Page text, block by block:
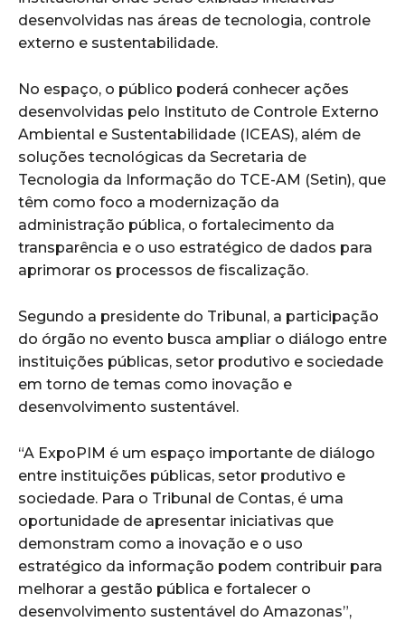
desenvolvidas nas áreas de tecnologia, controle
externo e sustentabilidade.
No espaço, o público poderá conhecer ações
desenvolvidas pelo Instituto de Controle Externo
Ambiental e Sustentabilidade (ICEAS), além de
soluções tecnológicas da Secretaria de
Tecnologia da Informação do TCE-AM (Setin), que
têm como foco a modernização da
administração pública, o fortalecimento da
transparência e o uso estratégico de dados para
aprimorar os processos de fiscalização.
Segundo a presidente do Tribunal, a participação
do órgão no evento busca ampliar o diálogo entre
instituições públicas, setor produtivo e sociedade
em torno de temas como inovação e
desenvolvimento sustentável.
“A ExpoPIM é um espaço importante de diálogo
entre instituições públicas, setor produtivo e
sociedade. Para o Tribunal de Contas, é uma
oportunidade de apresentar iniciativas que
demonstram como a inovação e o uso
estratégico da informação podem contribuir para
melhorar a gestão pública e fortalecer o
desenvolvimento sustentável do Amazonas”,